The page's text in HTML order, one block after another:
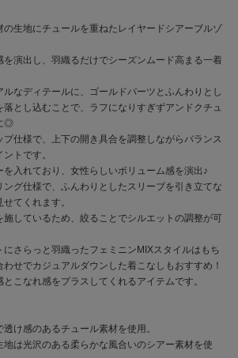
の生地にチュールを重ねたレイヤードシアーブルゾ
を演出し、羽織るだけでシーズンムード高まる一着
ルなディテールに、ゴールドパーツとふんわりとし
とし込むことで、ラフになりすぎずアンドクチュ
◎
プ仕様で、上下の開き具合を調整しながらバランス
トです。
を入れており、女性らしいボリューム感を演出♪
ング仕様で、ふんわりとしたスリーブを引き立てな
てくれます。
施しているため、絞ることでシルエットの調整が可
にさらっと羽織ったフェミニンMIXスタイルはもち
せでカジュアルダウンした着こなしもおすすめ！
とこなれ感をプラスしてくれるアイテムです。
透け感のあるチュール素材を使用。
地は光沢のある柔らかな風合いのシアー素材を使